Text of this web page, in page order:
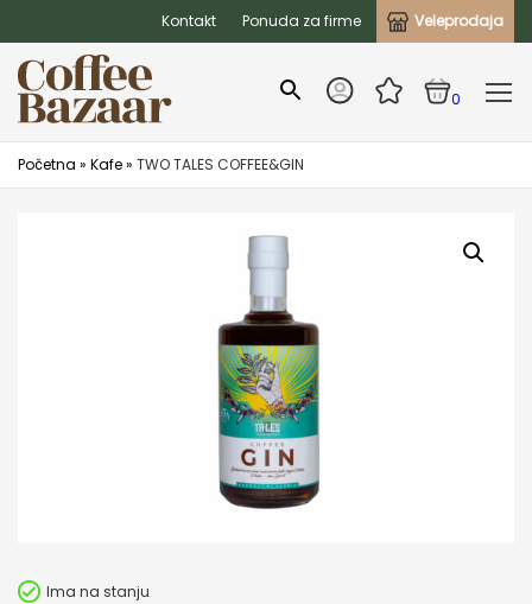
Kontakt Ponuda za firme Veleprodaja
0
Početna » Kafe» TWO TALES COFFEE&GIN
Ima na stanju